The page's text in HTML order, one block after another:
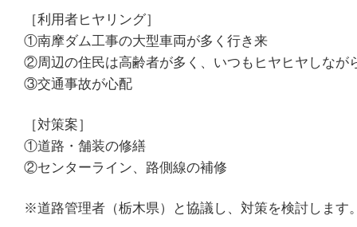
［利用者ヒヤリング］
①南摩ダム工事の大型車両が多く行き来
②周辺の住民は高齢者が多く、いつもヒヤヒヤしなが
③交通事故が心配
［対策案］
①道路・舗装の修繕
②センターライン、路側線の補修
※道路管理者（栃木県）と協議し、対策を検討します